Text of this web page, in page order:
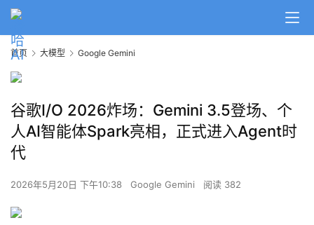
首页 大模型 Google Gemini
谷歌I/O 2026炸场：Gemini 3.5登场、个
人AI智能体Spark亮相，正式进入Agent时
代
2026年5月20日 下午10:38 Google Gemini 阅读 382